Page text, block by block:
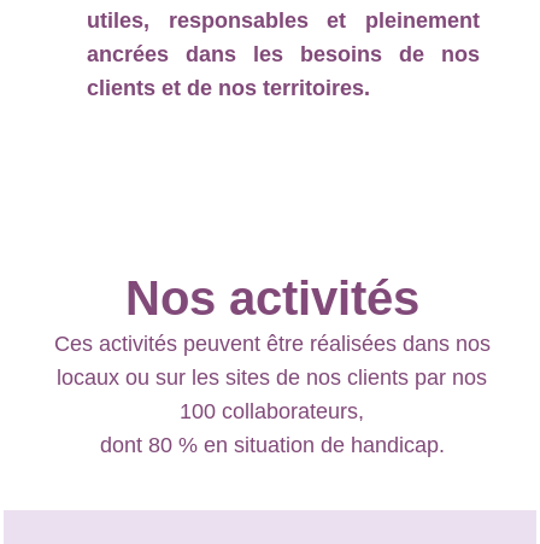
utiles, responsables et pleinement
ancrées dans les besoins de nos
clients et de nos territoires.
Nos activités
Ces activités peuvent être réalisées dans nos
locaux ou sur les sites de nos clients par nos
100 collaborateurs,
dont 80 % en situation de handicap.